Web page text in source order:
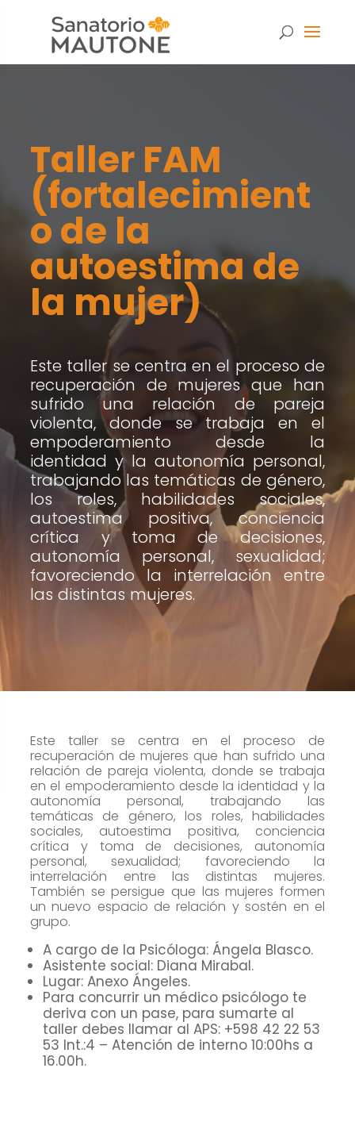
Taller FAM
(fortalecimient
o de la
autoestima de
la mujer)
Este taller se centra en el proceso de
recuperación de mujeres que han
sufrido una relación de pareja
violenta, donde se trabaja en el
empoderamiento desde la
identidad y la autonomía personal,
trabajando las temáticas de género,
los roles, habilidades sociales,
autoestima positiva, conciencia
crítica y toma de decisiones,
autonomía personal, sexualidad;
favoreciendo la interrelación entre
las distintas mujeres.
Este taller se centra en el proceso de
recuperación de mujeres que han sufrido una
relación de pareja violenta, donde se trabaja
en el empoderamiento desde la identidad y la
autonomía personal, trabajando las
temáticas de género, los roles, habilidades
sociales, autoestima positiva, conciencia
crítica y toma de decisiones, autonomía
personal, sexualidad; favoreciendo la
interrelación entre las distintas mujeres.
También se persigue que las mujeres formen
un nuevo espacio de relación y sostén en el
grupo.
A cargo de la Psicóloga: Ángela Blasco.
Asistente social: Diana Mirabal.
Lugar: Anexo Ángeles.
Para concurrir un médico psicólogo te
deriva con un pase, para sumarte al
taller debes llamar al APS: +598 42 22 53
53 Int.:4 – Atención de interno 10:00hs a
16.00h.
Necesarias
Estas
cookies no
son
opcionales.
Son
necesarias
para que
funcione la
web.
Estadísticas
Para que
funcionalidad
base a
la web.
Experiencia
Para que
nuestra web
funcione lo
mejor posible
durante tu
visita. Si
cookies,
algunas
funcionalidades
desaparecerán
de la web.